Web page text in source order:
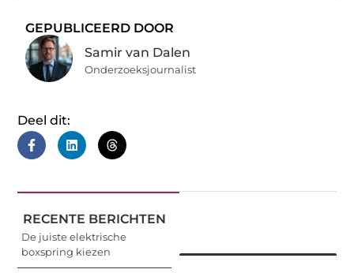
GEPUBLICEERD DOOR
Samir van Dalen
Onderzoeksjournalist
Deel dit:
RECENTE BERICHTEN
De juiste elektrische
boxspring kiezen